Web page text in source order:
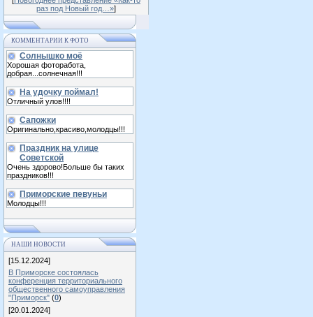
раз под Новый год…»]
КОММЕНТАРИИ К ФОТО
Солнышко моё
Хорошая фоторабота,
добрая...солнечная!!!
На удочку поймал!
Отличный улов!!!!
Сапожки
Оригинально,красиво,молодцы!!!
Праздник на улице
Советской
Очень здорово!Больше бы таких
праздников!!!
Приморские певуньи
Молодцы!!!
НАШИ НОВОСТИ
[15.12.2024]
В Приморске состоялась
конференция территориального
общественного самоуправления
"Приморск" (0)
[20.01.2024]